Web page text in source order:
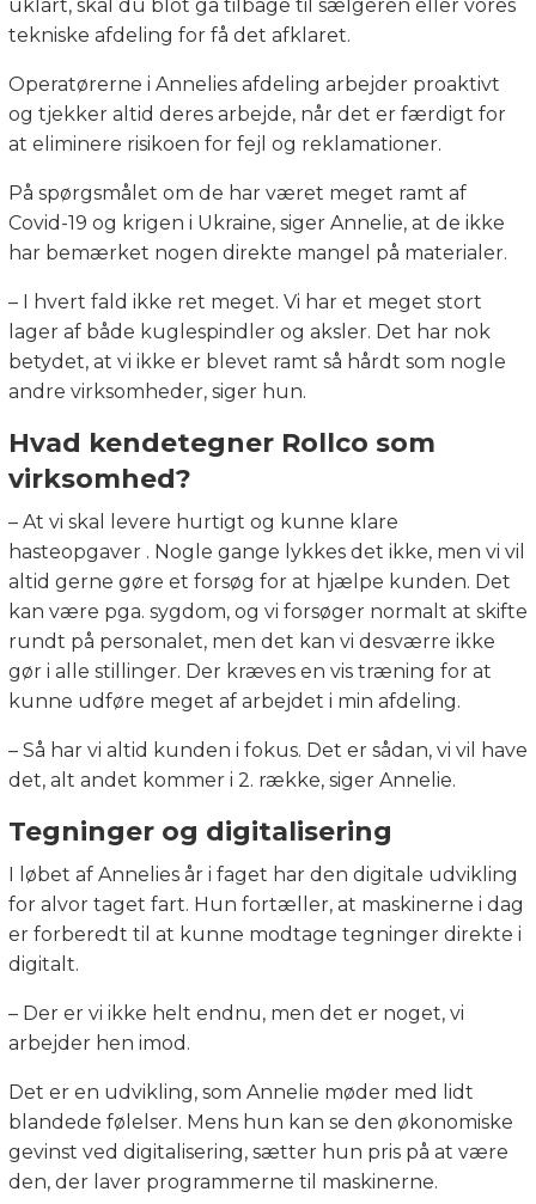
uklart, skal du blot gå tilbage til sælgeren eller vores
tekniske afdeling for få det afklaret.
Operatørerne i Annelies afdeling arbejder proaktivt
og tjekker altid deres arbejde, når det er færdigt for
at eliminere risikoen for fejl og reklamationer.
På spørgsmålet om de har været meget ramt af
Covid-19 og krigen i Ukraine, siger Annelie, at de ikke
har bemærket nogen direkte mangel på materialer.
– I hvert fald ikke ret meget. Vi har et meget stort
lager af både kuglespindler og aksler. Det har nok
betydet, at vi ikke er blevet ramt så hårdt som nogle
andre virksomheder, siger hun.
Hvad kendetegner Rollco som
virksomhed?
– At vi skal levere hurtigt og kunne klare
hasteopgaver . Nogle gange lykkes det ikke, men vi vil
altid gerne gøre et forsøg for at hjælpe kunden. Det
kan være pga. sygdom, og vi forsøger normalt at skifte
rundt på personalet, men det kan vi desværre ikke
gør i alle stillinger. Der kræves en vis træning for at
kunne udføre meget af arbejdet i min afdeling.
– Så har vi altid kunden i fokus. Det er sådan, vi vil have
det, alt andet kommer i 2. række, siger Annelie.
Tegninger og digitalisering
I løbet af Annelies år i faget har den digitale udvikling
for alvor taget fart. Hun fortæller, at maskinerne i dag
er forberedt til at kunne modtage tegninger direkte i
digitalt.
– Der er vi ikke helt endnu, men det er noget, vi
arbejder hen imod.
Det er en udvikling, som Annelie møder med lidt
blandede følelser. Mens hun kan se den økonomiske
gevinst ved digitalisering, sætter hun pris på at være
den, der laver programmerne til maskinerne.